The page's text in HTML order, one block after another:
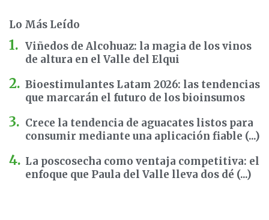
Lo Más Leído
Viñedos de Alcohuaz: la magia de los vinos
de altura en el Valle del Elqui
Bioestimulantes Latam 2026: las tendencias
que marcarán el futuro de los bioinsumos
Crece la tendencia de aguacates listos para
consumir mediante una aplicación fiable (...)
La poscosecha como ventaja competitiva: el
enfoque que Paula del Valle lleva dos dé (...)